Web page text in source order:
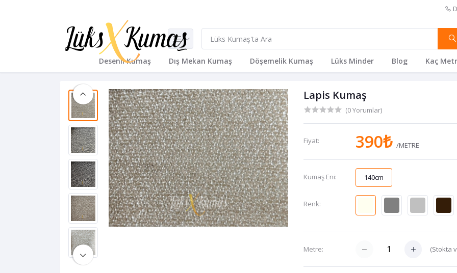
Desenli Kumaş Dış Mekan Kumaş Döşemelik Kumaş Lüks Minder Blog Kaç
Lapis Kumaş
(0 Yorumlar)
Fiyat: 390₺/METRE
Kumaş Eni: 140cm
Renk:
Metre: (Stokta